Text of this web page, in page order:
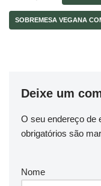
SOBREMESA VEGANA
Deixe um
O seu endereço de
obrigatórios são
Nome